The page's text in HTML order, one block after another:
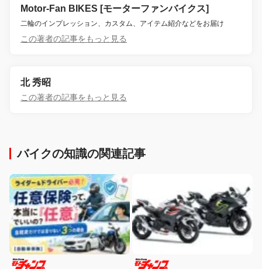
Motor-Fan BIKES [モーターファンバイクス]
二輪のインプレッション、カスタム、アイテム紹介などをお届け
この著者の記事をもっと見る
北 秀昭
この著者の記事をもっと見る
バイクの知識の関連記事